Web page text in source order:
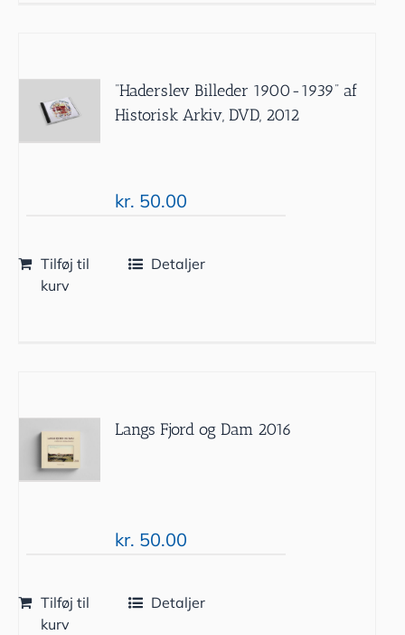
”Haderslev Billeder 1900-1939” af
Historisk Arkiv, DVD, 2012
kr. 50.00
Tilføj til
kurv
Detaljer
Langs Fjord og Dam 2016
kr. 50.00
Tilføj til
kurv
Detaljer